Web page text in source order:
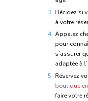
Décidez si
à votre
Appelez
pour
s’assurer
adaptée à
Réservez
boutique
faire votre